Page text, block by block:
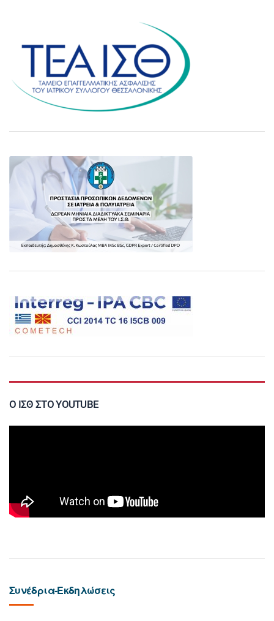
Ο ΙΣΘ ΣΤΟ YOUTUBE
Συνέδρια-Εκδηλώσεις